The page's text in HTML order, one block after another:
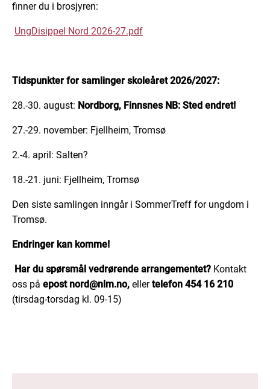
finner du i brosjyren:
UngDisippel Nord 2026-27.pdf
Tidspunkter for samlinger skoleåret 2026/2027:
28.-30. august: Nordborg, Finnsnes NB: Sted endret!
27.-29. november: Fjellheim, Tromsø
2.-4. april: Salten?
18.-21. juni: Fjellheim, Tromsø
Den siste samlingen inngår i SommerTreff for ungdom i
Tromsø.
Endringer kan komme!
Har du spørsmål vedrørende arrangementet? Kontakt
oss på epost nord@nlm.no, ellertelefon 454 16 210
(tirsdag-torsdag kl. 09-15)